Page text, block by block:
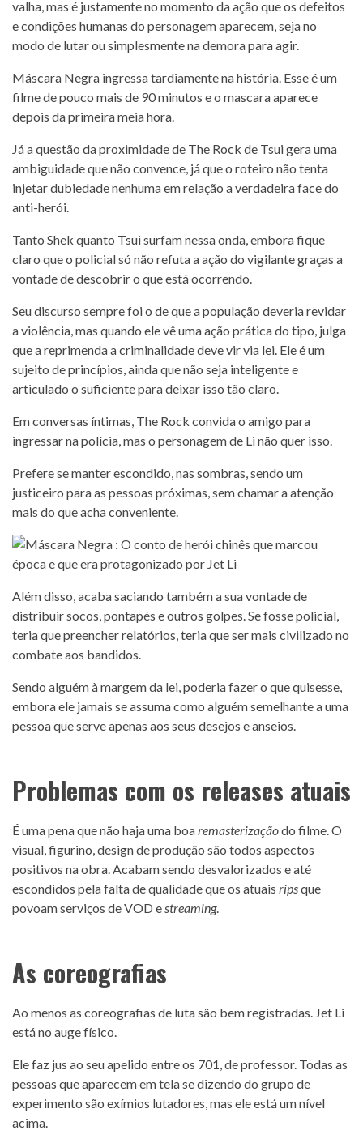
valha, mas é justamente no momento da ação que os defeitos
e condições humanas do personagem aparecem, seja no
modo de lutar ou simplesmente na demora para agir.
Máscara Negra ingressa tardiamente na história. Esse é um
filme de pouco mais de 90 minutos e o mascara aparece
depois da primeira meia hora.
Já a questão da proximidade de The Rock de Tsui gera uma
ambiguidade que não convence, já que o roteiro não tenta
injetar dubiedade nenhuma em relação a verdadeira face do
anti-herói.
Tanto Shek quanto Tsui surfam nessa onda, embora fique
claro que o policial só não refuta a ação do vigilante graças a
vontade de descobrir o que está ocorrendo.
Seu discurso sempre foi o de que a população deveria revidar
a violência, mas quando ele vê uma ação prática do tipo, julga
que a reprimenda a criminalidade deve vir via lei. Ele é um
sujeito de princípios, ainda que não seja inteligente e
articulado o suficiente para deixar isso tão claro.
Em conversas íntimas, The Rock convida o amigo para
ingressar na polícia, mas o personagem de Li não quer isso.
Prefere se manter escondido, nas sombras, sendo um
justiceiro para as pessoas próximas, sem chamar a atenção
mais do que acha conveniente.
Além disso, acaba saciando também a sua vontade de
distribuir socos, pontapés e outros golpes. Se fosse policial,
teria que preencher relatórios, teria que ser mais civilizado no
combate aos bandidos.
Sendo alguém à margem da lei, poderia fazer o que quisesse,
embora ele jamais se assuma como alguém semelhante a uma
pessoa que serve apenas aos seus desejos e anseios.
Problemas com os releases atuais
É uma pena que não haja uma boaremasterizaçãodo filme. O
visual, figurino, design de produção são todos aspectos
positivos na obra. Acabam sendo desvalorizados e até
escondidos pela falta de qualidade que os atuais ripsque
povoam serviços de VOD e streaming.
As coreografias
Ao menos as coreografias de luta são bem registradas. Jet Li
está no auge físico.
Ele faz jus ao seu apelido entre os 701, de professor. Todas as
pessoas que aparecem em tela se dizendo do grupo de
experimento são exímios lutadores, mas ele está um nível
acima.